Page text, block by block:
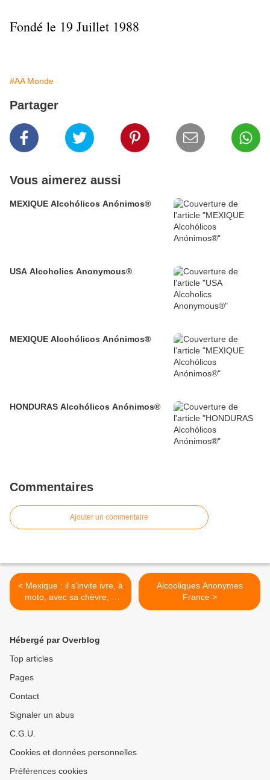
Fondé le 19 Juillet 1988
#AA Monde
Partager
Vous aimerez aussi
MEXIQUE Alcohólicos Anónimos®
USA Alcoholics Anonymous®
MEXIQUE Alcohólicos Anónimos®
HONDURAS Alcohólicos Anónimos®
Commentaires
Ajouter un commentaire
< Mexique : il s'invite ivre, à
moto, avec sa chèvre, à
l'anniversaire du groupe...
Alcooliques Anonymes
France >
Hébergé par Overblog
Top articles
Pages
Contact
Signaler un abus
C.G.U.
Cookies et données personnelles
Préférences cookies